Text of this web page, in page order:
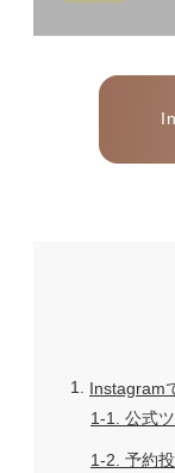
1
Instagram
1-1
公式
1-2 予約